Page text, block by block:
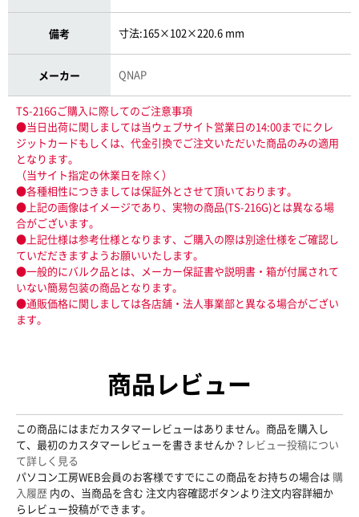
備考 寸法:165×102×220.6 mm
メーカー QNAP
TS-216Gご購入に際してのご注意事項
●当日出荷に関しましては当ウェブサイト営業日の14:00までにクレ
ジットカードもしくは、代金引換でご注文いただいた商品のみの適用
となります。
（当サイト指定の休業日を除く）
●各種相性につきましては保証外とさせて頂いております。
●上記の画像はイメージであり、実物の商品(TS-216G)とは異なる場
合がございます。
●上記仕様は参考仕様となります、ご購入の際は別途仕様をご確認し
ていだだきますようお願いいたします。
●一般的にバルク品とは、メーカー保証書や説明書・箱が付属されて
いない簡易包装の商品となります。
●通販価格に関しましては各店舗・法人事業部と異なる場合がござい
ます。
商品レビュー
この商品にはまだカスタマーレビューはありません。商品を購入し
て、最初のカスタマーレビューを書きませんか？ レビュー投稿につい
て詳しく見る
パソコン工房WEB会員のお客様ですでにこの商品をお持ちの場合は 購
入履歴 内の、当商品を含む 注文内容確認ボタンより注文内容詳細か
らレビュー投稿ができます。